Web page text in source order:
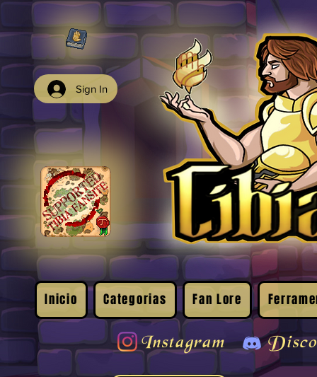
Sign In
Inicio Categorias Fan Lore
Instagram